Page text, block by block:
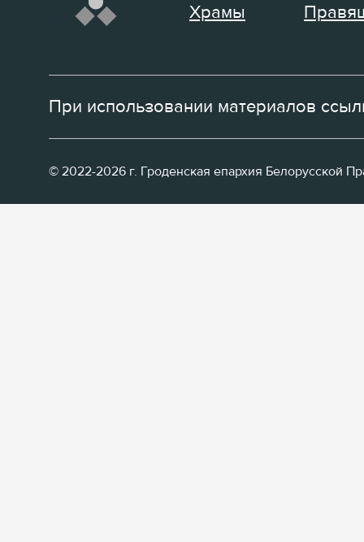
Храмы
При использовании материалов
© 2022-2026 г. Гроденская епархия Белорусской